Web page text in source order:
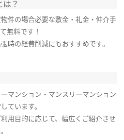
？
件の場合必要な敷金・礼金・仲介手
無料です！
時の経費削減にもおすすめです。
マンション・マンスリーマンション
ています。
用目的に応じて、幅広くご紹介させ